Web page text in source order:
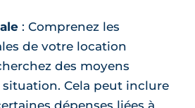
: Comprenez les
de votre location
des moyens
Cela peut inclure
dépenses liées à